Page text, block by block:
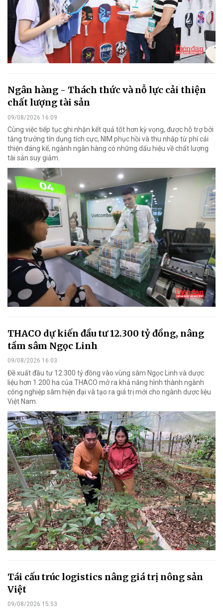
Ngân hàng - Thách thức và nỗ lực cải thiện
chất lượng tài sản
09/08/2026 16:09
Cùng việc tiếp tục ghi nhận kết quả tốt hơn kỳ vọng, được hỗ trợ bởi
tăng trưởng tín dụng tích cực, NIM phục hồi và thu nhập từ phí cải
thiện đáng kể, ngành ngân hàng có những dấu hiệu về chất lượng
tài sản suy giảm.
THACO dự kiến đầu tư 12.300 tỷ đồng, nâng
tầm sâm Ngọc Linh
09/08/2026 16:03
Đề xuất đầu tư 12.300 tỷ đồng vào vùng sâm Ngọc Linh và dược
liệu hơn 1.200 ha của THACO mở ra khả năng hình thành ngành
công nghiệp sâm hiện đại và tạo ra giá trị mới cho ngành dược liệu
Việt Nam.
Tái cấu trúc logistics nâng giá trị nông sản
Việt
09/08/2026 15:53